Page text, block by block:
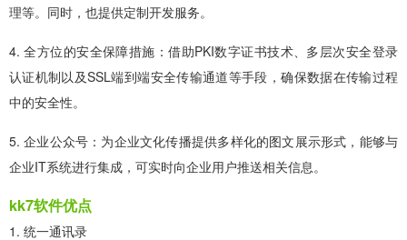
理等。同时，也提供定制开发服务。
4. 全方位的安全保障措施：借助PKI数字证书技术、多层次安全登录
认证机制以及SSL端到端安全传输通道等手段，确保数据在传输过程
中的安全性。
5. 企业公众号：为企业文化传播提供多样化的图文展示形式，能够与
企业IT系统进行集成，可实时向企业用户推送相关信息。
kk7软件优点
1. 统一通讯录